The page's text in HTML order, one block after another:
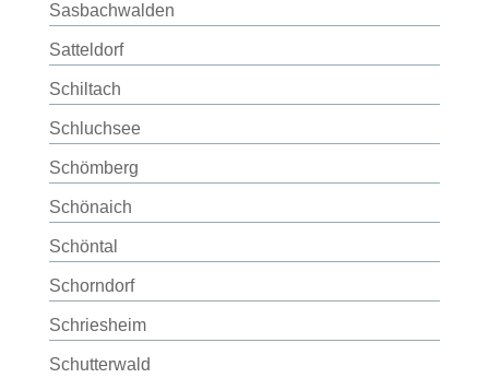
Sasbachwalden
Satteldorf
Schiltach
Schluchsee
Schömberg
Schönaich
Schöntal
Schorndorf
Schriesheim
Schutterwald